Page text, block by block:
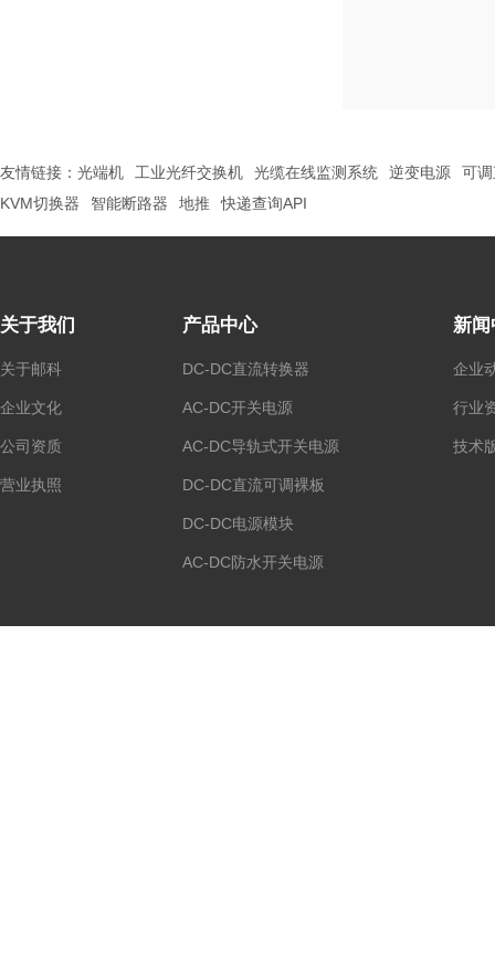
友情链接： 光端机 工业光纤交换机 光缆在线监测系统 逆变电源
可
KVM切换器
智能断路器 地推 快递查询API
关于我们
关于邮科
企业文化
公司资质
营业执照
产品中心
DC-DC直流转换器
AC-DC开关电源
AC-DC导轨式开关电源
DC-DC直流可调裸板
DC-DC电源模块
AC-DC防水开关电源
新闻
企业
行业
技术